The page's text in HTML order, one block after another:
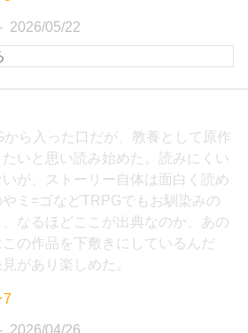
2026/05/22
から入った口だが、教養として原作
いと思い読み始めた。読みにくい
いが、ストーリー自体は面白く読め
ミ=ゴなどTRPGでもお馴染みの
なるほどここが出典なのか、あの
この作品を下敷きにしているんだ
があり楽しめた。
2026/04/26